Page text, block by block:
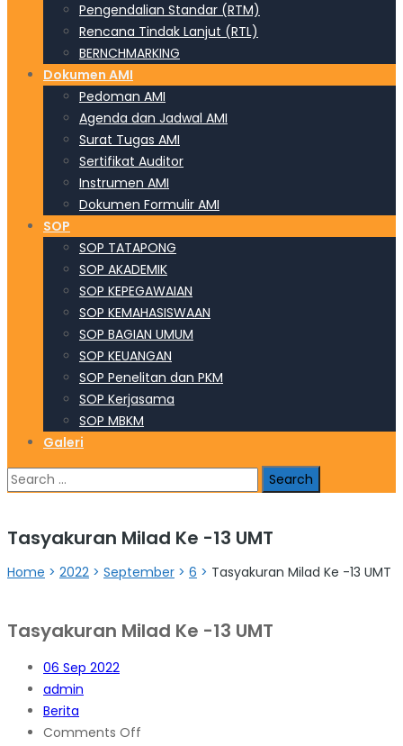
Pengendalian Standar (RTM)
Rencana Tindak Lanjut (RTL)
BERNCHMARKING
Dokumen AMI
Pedoman AMI
Agenda dan Jadwal AMI
Surat Tugas AMI
Sertifikat Auditor
Instrumen AMI
Dokumen Formulir AMI
SOP
SOP TATAPONG
SOP AKADEMIK
SOP KEPEGAWAIAN
SOP KEMAHASISWAAN
SOP BAGIAN UMUM
SOP KEUANGAN
SOP Penelitan dan PKM
SOP Kerjasama
SOP MBKM
Galeri
Search
for:
Tasyakuran Milad Ke -13 UMT
Home > 2022 > September > 6 > Tasyakuran Milad Ke -13 UMT
Tasyakuran Milad Ke -13 UMT
06 Sep 2022
admin
Berita
Comments Off